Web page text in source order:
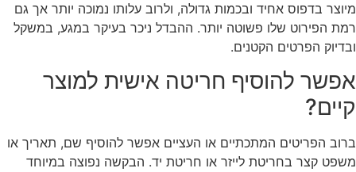
מיוצר בדפוס אחיד ובכמות גדולה, ולרוב עלותו נמוכה יותר אך גם
רמת הפירוט שלו פשוטה יותר. ההבדל ניכר בעיקר במגע, במשקל
ובדיוק הפרטים הקטנים.
אפשר להוסיף חריטה אישית למוצר
קיים?
ברוב הפריטים המתכתיים או העציים אפשר להוסיף שם, תאריך או
משפט קצר בחריטת לייזר או חריטת יד. הבקשה נפוצה במיוחד